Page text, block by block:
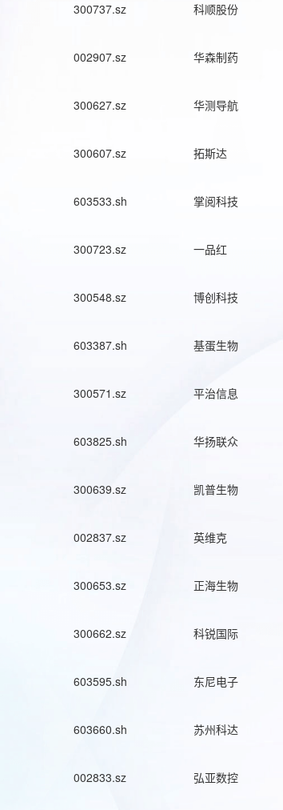
300737.sz 科顺股份
002907.sz 华森制药
300627.sz 华测导航
300607.sz 拓斯达
603533.sh 掌阅科技
300723.sz 一品红
300548.sz 博创科技
603387.sh 基蛋生物
300571.sz 平治信息
603825.sh 华扬联众
300639.sz 凯普生物
002837.sz 英维克
300653.sz 正海生物
300662.sz 科锐国际
603595.sh 东尼电子
603660.sh 苏州科达
002833.sz 弘亚数控